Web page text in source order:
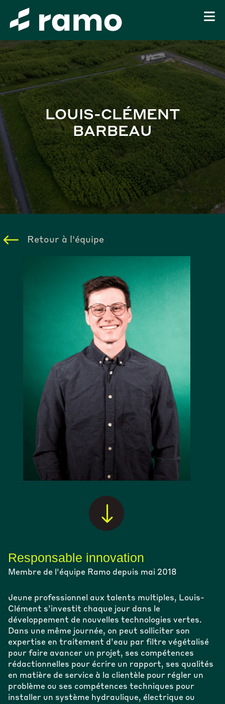
LOUIS-CLÉMENT
BARBEAU
Retour à l'équipe
"
Responsable innovation
Membre de l'équipe Ramo depuis mai 2018
Jeune professionnel aux talents multiples, Louis-
Clément s’investit chaque jour dans le
développement de nouvelles technologies vertes.
Dans une même journée, on peut solliciter son
expertise en traitement d’eau par filtre végétalisé
pour faire avancer un projet, ses compétences
rédactionnelles pour écrire un rapport, ses qualités
en matière de service à la clientèle pour régler un
problème ou ses compétences techniques pour
installer un système hydraulique, électrique ou